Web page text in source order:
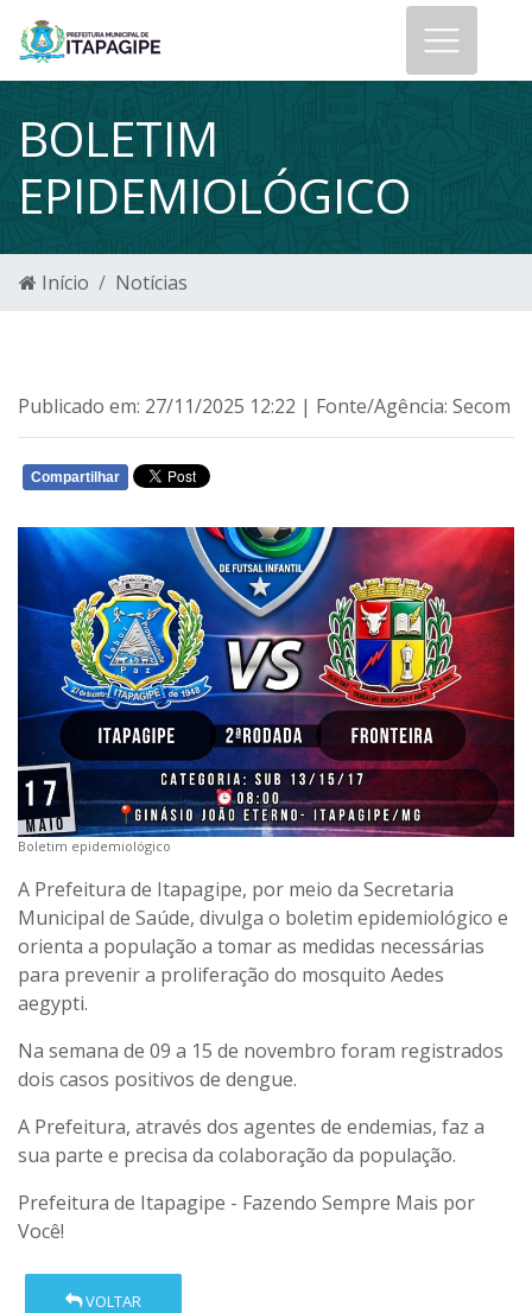
BOLETIM
EPIDEMIOLÓGICO
Início Notícias
Publicado em: 27/11/2025 12:22 | Fonte/Agência: Secom
Compartilhar
Boletim epidemiológico
A Prefeitura de Itapagipe, por meio da Secretaria
Municipal de Saúde, divulga o boletim epidemiológico e
orienta a população a tomar as medidas necessárias
para prevenir a proliferação do mosquito Aedes
aegypti.
Na semana de 09 a 15 de novembro foram registrados
dois casos positivos de dengue.
A Prefeitura, através dos agentes de endemias, faz a
sua parte e precisa da colaboração da população.
Prefeitura de Itapagipe - Fazendo Sempre Mais por
Você!
VOLTAR